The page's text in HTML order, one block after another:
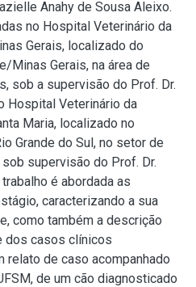
Anahy de Sousa Aleixo.
no Hospital Veterinário da
Gerais, localizado do
Minas Gerais, na área de
sob a supervisão do Prof. Dr.
Hospital Veterinário da
Maria, localizado no
Grande do Sul, no setor de
supervisão do Prof. Dr.
é abordada as
caracterizando a sua
como também a descrição
dos casos clínicos
relato de caso acompanhado
de um cão diagnosticado